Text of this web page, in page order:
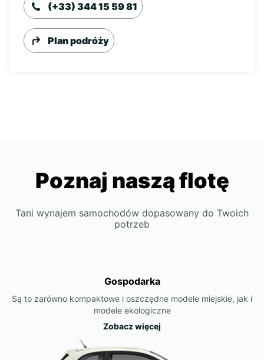
(+33) 344 15 59 81
Plan podróży
Poznaj naszą flotę
Tani wynajem samochodów dopasowany do Twoich
potrzeb
Gospodarka
Są to zarówno kompaktowe i oszczędne modele miejskie, jak i
modele ekologiczne
Zobacz więcej